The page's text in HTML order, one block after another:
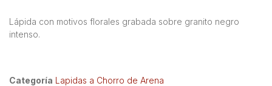
Lápida con motivos florales grabada sobre granito negro
intenso.
Categoría Lapidas a Chorro de Arena